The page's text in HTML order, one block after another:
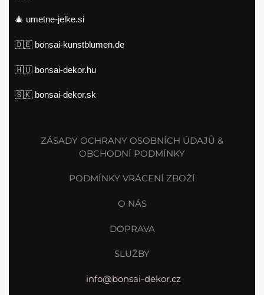
🎄 umetne-jelke.si
🇩🇪 bonsai-kunstblumen.de
🇭🇺 bonsai-dekor.hu
🇸🇰 bonsai-dekor.sk
ZÁSADY OCHRANY OSOBNÍCH ÚDAJŮ &
OBCHODNÍ PODMÍNKY
PODMÍNKY VRÁCENÍ ZBOŽÍ
O NÁS
DOPRAVA
SLUŽBY
info@bonsai-dekor.cz